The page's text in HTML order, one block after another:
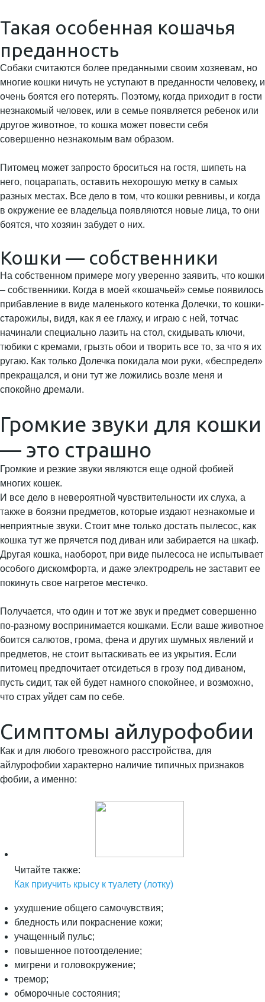
Такая особенная кошачья
преданность
Собаки считаются более преданными своим хозяевам, но
многие кошки ничуть не уступают в преданности человеку, и
очень боятся его потерять. Поэтому, когда приходит в гости
незнакомый человек, или в семье появляется ребенок или
другое животное, то кошка может повести себя
совершенно незнакомым вам образом.
Питомец может запросто броситься на гостя, шипеть на
него, поцарапать, оставить нехорошую метку в самых
разных местах. Все дело в том, что кошки ревнивы, и когда
в окружение ее владельца появляются новые лица, то они
боятся, что хозяин забудет о них.
Кошки — собственники
На собственном примере могу уверенно заявить, что кошки
– собственники. Когда в моей «кошачьей» семье появилось
прибавление в виде маленького котенка Долечки, то кошки-
старожилы, видя, как я ее глажу, и играю с ней, тотчас
начинали специально лазить на стол, скидывать ключи,
тюбики с кремами, грызть обои и творить все то, за что я их
ругаю. Как только Долечка покидала мои руки, «беспредел»
прекращался, и они тут же ложились возле меня и
спокойно дремали.
Громкие звуки для кошки
— это страшно
Громкие и резкие звуки являются еще одной фобией
многих кошек.
И все дело в невероятной чувствительности их слуха, а
также в боязни предметов, которые издают незнакомые и
неприятные звуки. Стоит мне только достать пылесос, как
кошка тут же прячется под диван или забирается на шкаф.
Другая кошка, наоборот, при виде пылесоса не испытывает
особого дискомфорта, и даже электродрель не заставит ее
покинуть свое нагретое местечко.
Получается, что один и тот же звук и предмет совершенно
по-разному воспринимается кошками. Если ваше животное
боится салютов, грома, фена и других шумных явлений и
предметов, не стоит вытаскивать ее из укрытия. Если
питомец предпочитает отсидеться в грозу под диваном,
пусть сидит, так ей будет намного спокойнее, и возможно,
что страх уйдет сам по себе.
Симптомы айлурофобии
Как и для любого тревожного расстройства, для
айлурофобии характерно наличие типичных признаков
фобии, а именно:
Читайте также:
Как приучить крысу к туалету (лотку)
ухудшение общего самочувствия;
бледность или покраснение кожи;
учащенный пульс;
повышенное потоотделение;
мигрени и головокружение;
тремор;
обморочные состояния;